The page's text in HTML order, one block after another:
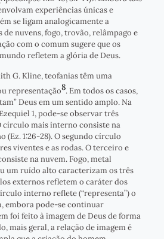
experiências únicas e
se ligam analogicamente a
de nuvens, fogo, trovão, relâmpago e
com o comum sugere que os
refletem a glória de Deus.
G. Kline, teofanias têm uma
representação8. Em todos os casos,
Deus em um sentido amplo. Na
1, pode-se observar três
círculo mais interno consiste na
(Ez. 1:26-28). O segundo círculo
viventes e as rodas. O terceiro e
na nuvem. Fogo, metal
um ruído alto caracterizam os três
externos refletem o caráter dos
interno reflete (“representa”) o
embora pode-se continuar
foi feito à imagem de Deus de forma
mais geral, a relação de imagem é